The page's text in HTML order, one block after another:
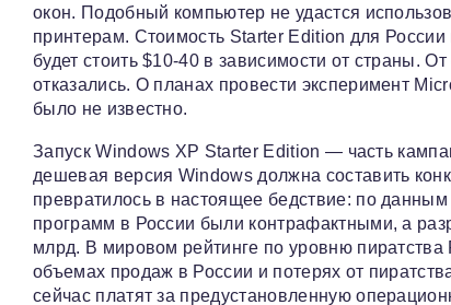
окон. Подобный компьютер не удастся
принтерам. Стоимость Starter Edition для России
будет стоить $10-40 в зависимости от страны.
отказались. О планах провести эксперимент
было не известно.
Запуск Windows XP Starter Edition — часть
дешевая версия Windows должна составить
превратилось в настоящее бедствие: по
программ в России были контрафактными, а
млрд. В мировом рейтинге по уровню
объемах продаж в России и потерях от
сейчас платят за предустановленную